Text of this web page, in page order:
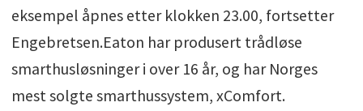
eksempel åpnes etter klokken 23.00, fortsetter
Engebretsen.Eaton har produsert trådløse
smarthusløsninger i over 16 år, og har Norges
mest solgte smarthussystem, xComfort.